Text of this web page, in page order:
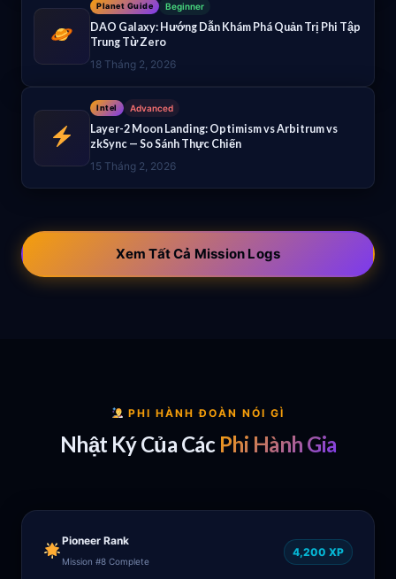
Planet Guide Beginner
DAO Galaxy: Hướng Dẫn Khám Phá Quản Trị Phi Tập
Trung Từ Zero
18 Tháng 2, 2026
Intel Advanced
Layer-2 Moon Landing: Optimism vs Arbitrum vs
zkSync — So Sánh Thực Chiến
15 Tháng 2, 2026
Xem Tất Cả Mission Logs
PHI HÀNH ĐOÀN NÓI GÌ
Nhật Ký Của Các Phi Hành Gia
Pioneer Rank
Mission #8 Complete
4,200 XP